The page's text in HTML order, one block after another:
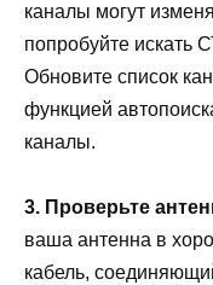
каналы могут
попробуйте искать
Обновите список
функцией
каналы.
3. Проверьте
ваша антенна в
кабель,